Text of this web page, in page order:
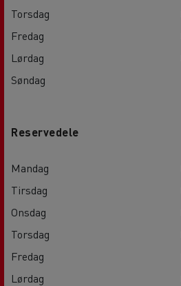
Torsdag
Fredag
Lørdag
Søndag
Reservedele
Mandag
Tirsdag
Onsdag
Torsdag
Fredag
Lørdag